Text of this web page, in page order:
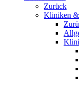
Zurück
Kliniken &